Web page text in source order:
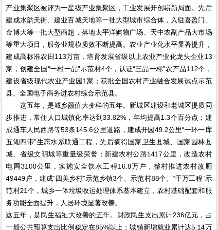
产业集聚区被评为一星级产业集聚区，工业发展开创崭新局面。先后
建成水韵天街、建业百城天地等一批大型城市综合体，入驻喜盈门、
金博大等一批大型商超，落地太平洋购物广场、天中农副产品大市场
等重大项目，服务业规模质效不断提高。农业产业化水平显著提升，
建成高标准农田113万亩，培育发展省级以上农业产业化龙头企业13
家，创建全国“一村一品”示范村4个，认证“三品一标”农产品112个，
建设省级现代农业产业园1家；获批全国农村产业融合发展试点示范
县、全国电子商务进农村综合示范县。
这五年，是城乡颜值大变样的五年。新城区建设和老城区提质同
步推进，常住人口城镇化率达到33.82%，年均提高1.3个百分点；建
成通车人民西路等53条145.6公里道路，建成开园49.2公里“一环一库
五湖四带”生态水系联通工程，先后摘得国家卫生县城、国家园林县
城、省级文明城等重量级荣誉；新建农村公路1417公里，改造农村
电网3100公里，实施安全饮水工程16.8万户，整村推进农村改厕
49449户，建成“四美乡村”示范乡镇3个、示范村88个、“千万工程”示
范村21个，城乡一体垃圾收运处理体系基本建立，农村基础配套和服
务功能全面提升，人居环境显著改善。
这五年，是民生福祉大改善的五年。财政民生支出累计236亿元，占
一般公共预算支出比例稳定在85%以上；城镇新增就业累计达5.14万